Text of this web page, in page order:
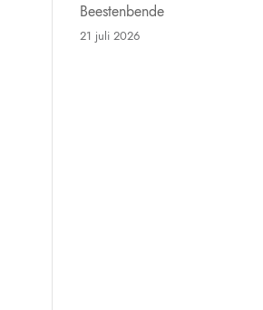
Beestenbende
21 juli 2026